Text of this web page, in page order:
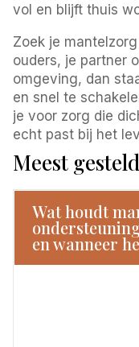
vol en blijft thuis
Zoek je
ouders, je partner
omgeving, dan
en snel te
je voor zorg die
echt past bij het
Meest
Wat houdt
en wanneer